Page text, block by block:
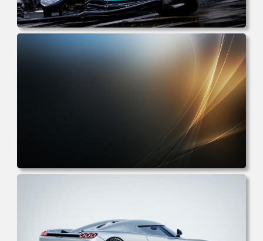
电脑壁纸 奔驰 赛车 汽车 运动 赛车手 机械 电脑桌面 高清壁
电脑壁纸 抽象 AI艺术 线条 形状 图稿 渐变 电脑桌面 高清壁